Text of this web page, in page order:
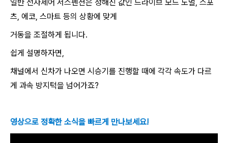
일반 전자제어 서스펜션은 정해진 값인 드라이브 모드 노멀, 스포
츠, 에코, 스마트 등의 상황에 맞게
거동을 조절하게 됩니다.
쉽게 설명하자면,
채널에서 신차가 나오면 시승기를 진행할 때에 각각 속도가 다르
게 과속 방지턱을 넘어가죠?
영상으로 정확한 소식을 빠르게 만나보세요!